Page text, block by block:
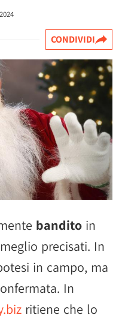
CONDIVIDI
bandito in
precisati. In
in campo, ma
In
ritiene che lo